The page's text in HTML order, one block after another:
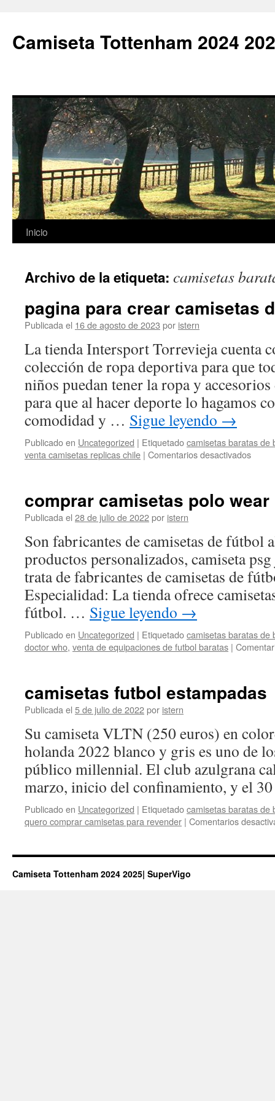
Camiseta Tottenham 2024
Saltar
contenido
Inicio
Archivo de la etiqueta: camisetas
pagina para crear camisetas
Publicada el 16 de agosto de 2023 por istern
La tienda Intersport Torrevieja cuenta
colección de ropa deportiva para que
niños puedan tener la ropa y
para que al hacer deporte lo hagamos
comodidad y … Sigue leyendo →
Publicado en Uncategorized | Etiquetadocamisetas baratas de
venta camisetas replicas chile | Comentarios desactivadosen
comprar camisetas polo wear
Publicada el 28 de julio de 2022por istern
Son fabricantes de camisetas de fútbol
productos personalizados, camiseta
trata de fabricantes de camisetas de
Especialidad: La tienda ofrece
fútbol. … Sigue leyendo →
Publicado en Uncategorized | Etiquetadocamisetas baratas de
doctor who, venta de equipaciones de futbol baratas |
camisetas futbol estampadas
Publicada el 5 de julio de 2022por istern
Su camiseta VLTN (250 euros) en
holanda 2022 blanco y gris es uno de
público millennial. El club azulgrana
marzo, inicio del confinamiento, y el
Publicado en Uncategorized | Etiquetadocamisetas baratas de
quero comprar camisetas para revender | Comentarios
Camiseta Tottenham 2024 2025| SuperVigo